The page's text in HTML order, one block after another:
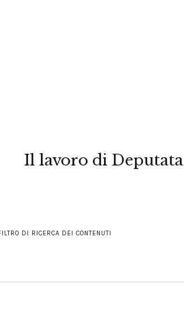
Il lavoro di Deputata
DI RICERCA DEI CONTENUTI